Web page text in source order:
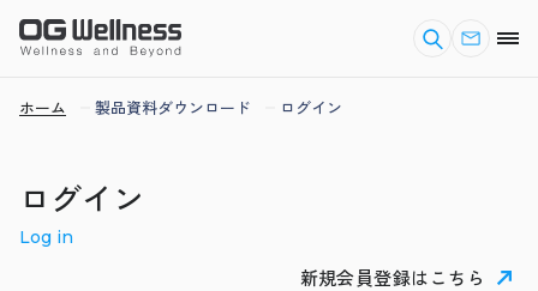
ホーム 製品資料ダウンロード ログイン
ログイン
Log in
新規会員登録はこちら